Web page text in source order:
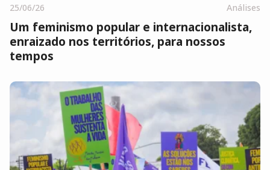
25/06/26 Análises
Um feminismo popular e internacionalista,
enraizado nos territórios, para nossos
tempos